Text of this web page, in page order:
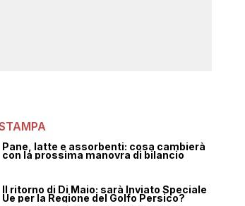
Pane, latte e assorbenti: cosa cambierà
con la prossima manovra di bilancio
Il ritorno di Di Maio: sarà Inviato Speciale
Ue per la Regione del Golfo Persico?